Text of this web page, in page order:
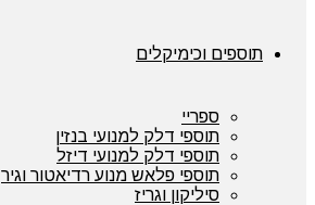
תוספים וכימיקלים
ספריי
תוספי דלק למנועי בנזין
תוספי דלק למנועי דיזל
תוספי פלאש מנוע רדיאטור וגיר
סיליקון וגריז